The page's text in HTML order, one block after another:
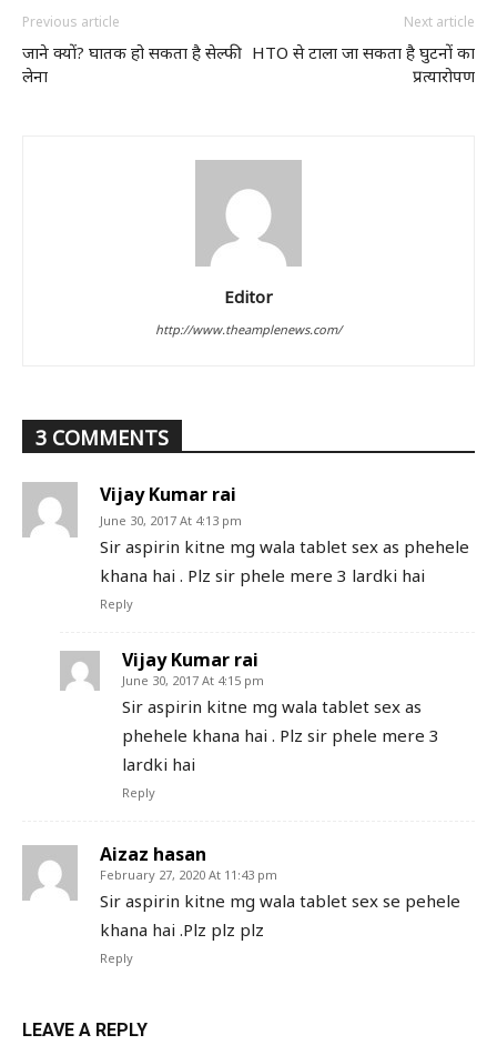
Previous article
जाने क्यों? घातक हो सकता है सेल्फी
लेना
Next article
HTO से टाला जा सकता है घुटनों का
प्रत्यारोपण
Editor
http://www.theamplenews.com/
3 COMMENTS
Vijay Kumar rai
June 30, 2017 At 4:13 pm
Sir aspirin kitne mg wala tablet sex as phehele
khana hai . Plz sir phele mere 3 lardki hai
Reply
Vijay Kumar rai
June 30, 2017 At 4:15 pm
Sir aspirin kitne mg wala tablet sex as
phehele khana hai . Plz sir phele mere 3
lardki hai
Reply
Aizaz hasan
February 27, 2020 At 11:43 pm
Sir aspirin kitne mg wala tablet sex se pehele
khana hai .Plz plz plz
Reply
LEAVE A REPLY